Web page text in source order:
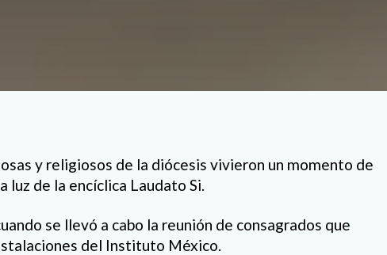
y religiosos de la diócesis vivieron un momento de
luz de la encíclica Laudato Si.
se llevó a cabo la reunión de consagrados que
del Instituto México.